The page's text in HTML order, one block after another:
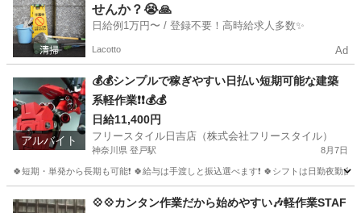
せんか？😭🙏
日給例1万円〜 / 登録不要！高時給求人多数✨
Lacotto Ad
アルバイト
💰💰シンプルで稼ぎやすい日払い短期可能な建築
系軽作業❗❗💰💰
日給11,400円
フリースタイル日吉店（株式会社フリースタイル）
神奈川県 登戸駅 8月7日
🍀短期・単発から長期も可能❗ 🍀給与は手渡しと振込選べます❗ 🍀シフトは日勤夜勤自
登戸駅 その他 掲示板
💠💠カンタン作業だから始めやすい🎶軽作業STAF